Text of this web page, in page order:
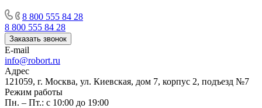
8 800 555 84 28
8 800 555 84 28
Заказать звонок
E-mail
info@robort.ru
Адрес
121059, г. Москва, ул. Киевская, дом 7, корпус 2, подъезд №7
Режим работы
Пн. – Пт.: с 10:00 до 19:00